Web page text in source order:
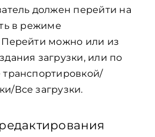
должен перейти на
в режиме
Перейти можно или из
загрузки, или по
Все загрузки.